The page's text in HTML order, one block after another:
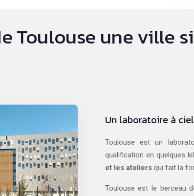
Toulouse une ville
Un laboratoire à
Toulouse est un
qualification en quelques
et les ateliersqui fait la
Toulouse est le berceau